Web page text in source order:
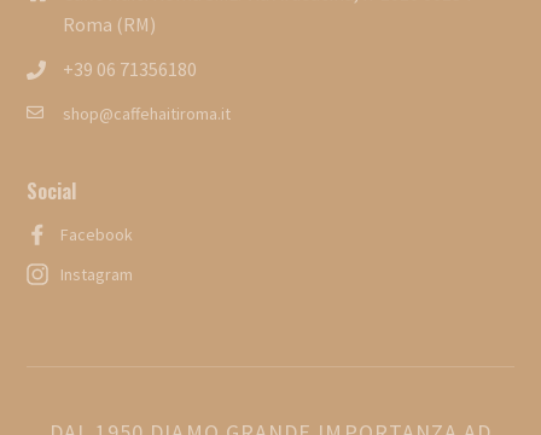
Roma (RM)
+39 06 71356180
shop@caffehaitiroma.it
Social
Facebook
Instagram